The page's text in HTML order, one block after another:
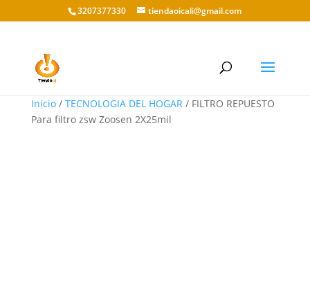
3207377330 tiendaoicali@gmail.com
Inicio/ TECNOLOGIA DEL HOGAR/ FILTRO REPUESTO
Para filtro zsw Zoosen 2X25mil